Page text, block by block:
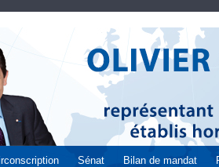
Sénat Bilan de mandat